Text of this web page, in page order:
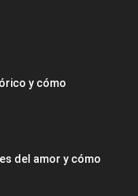
y cómo
del amor y cómo